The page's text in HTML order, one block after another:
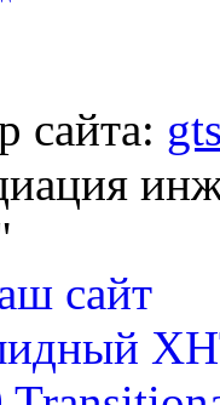
сайта: